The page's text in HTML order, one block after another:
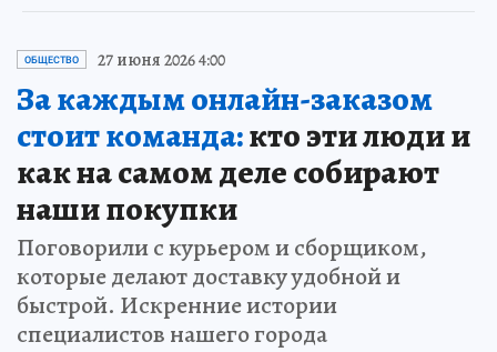
ОБЩЕСТВО 27 июня 2026 4:00
За каждым онлайн-заказом
стоит команда:кто эти люди и
как на самом деле собирают
наши покупки
Поговорили с курьером и сборщиком,
которые делают доставку удобной и
быстрой. Искренние истории
специалистов нашего города